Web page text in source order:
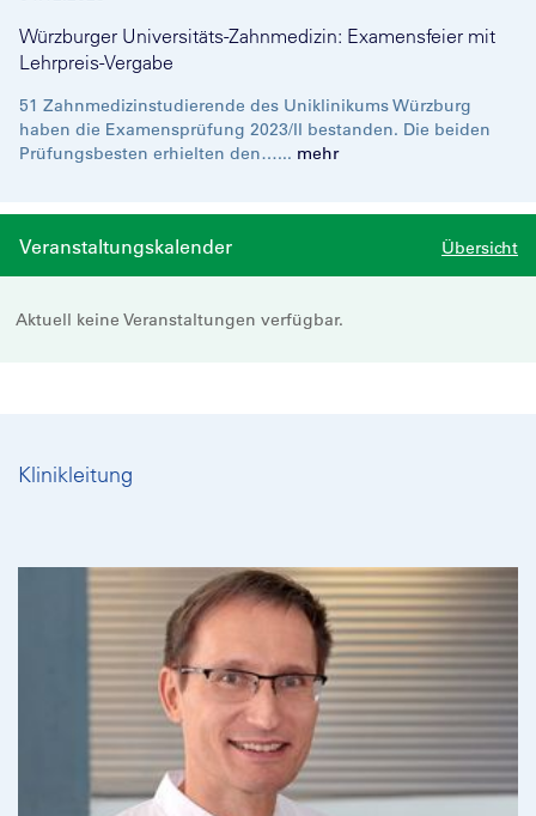
Würzburger Universitäts-Zahnmedizin: Examensfeier mit
Lehrpreis-Vergabe
51 Zahnmedizinstudierende des Uniklinikums Würzburg
haben die Examensprüfung 2023/II bestanden. Die beiden
Prüfungsbesten erhielten den…... mehr
Veranstaltungskalender Übersicht
Aktuell keine Veranstaltungen verfügbar.
Klinikleitung